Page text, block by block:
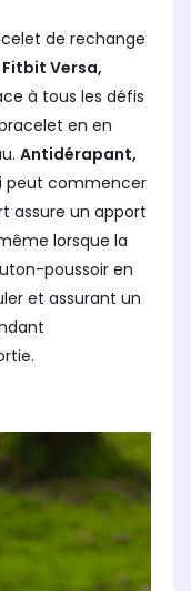
de rechange
Fitbit Versa,
à tous les défis
en en
Antidérapant,
peut commencer
assure un apport
lorsque la
poussoir en
et assurant un